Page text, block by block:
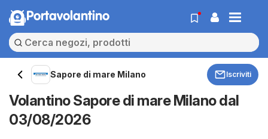
Portavolantino
Sapore di mare Milano Iscriviti
Volantino Sapore di mare Milano dal
03/08/2026